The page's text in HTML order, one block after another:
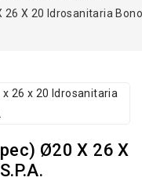
26 Х 20 Idrosanitaria
Ø20 Х 26 Х